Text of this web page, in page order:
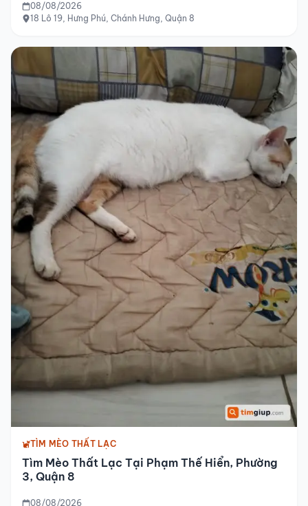
08/08/2026
18 Lô 19, Hưng Phú, Chánh Hưng, Quận 8
TÌM MÈO THẤT LẠC
Tìm Mèo Thất Lạc Tại Phạm Thế Hiển, Phường
3, Quận 8
08/08/2026